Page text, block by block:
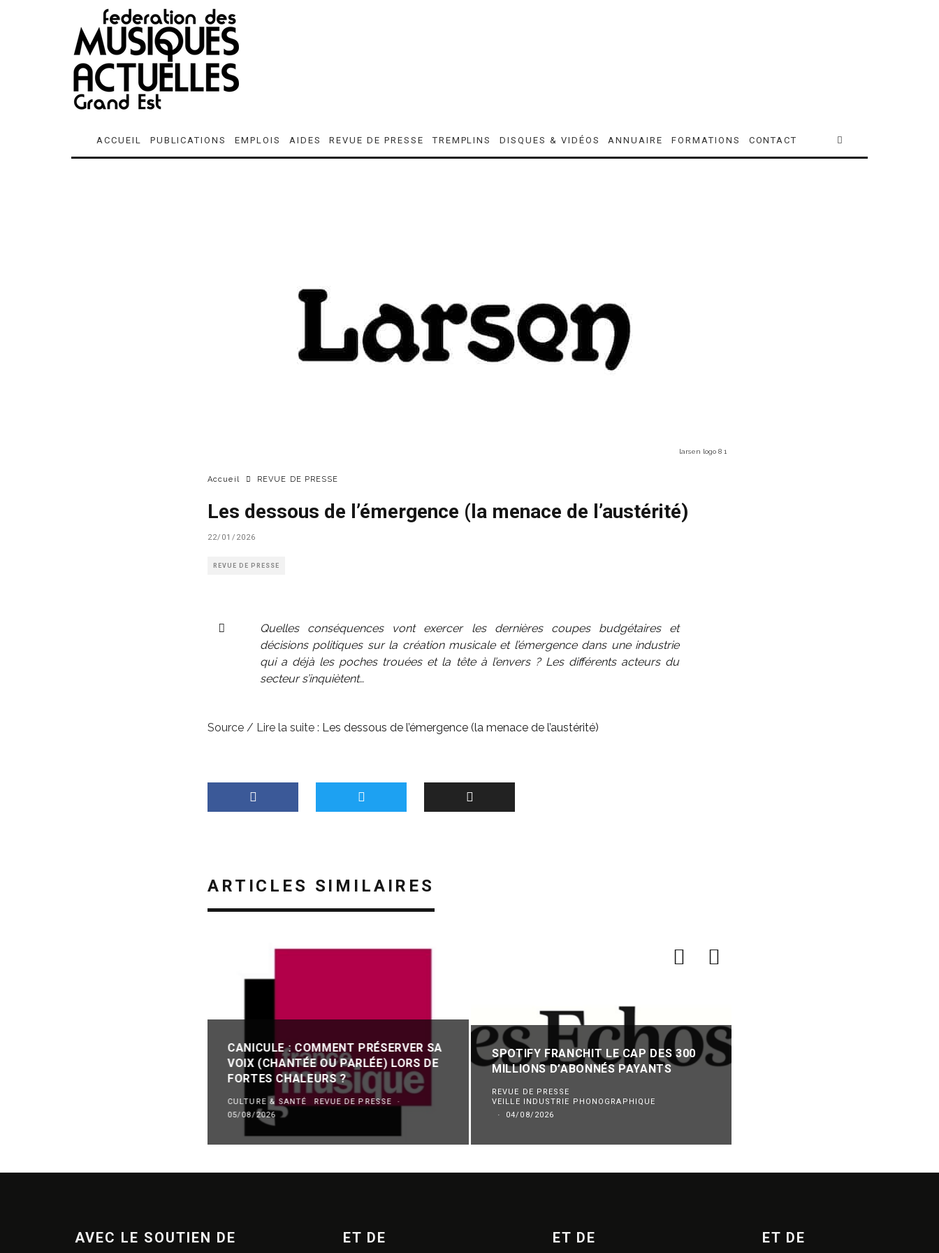
ACCUEIL PUBLICATIONS EMPLOIS AIDES REVUE DE PRESSE TREMPLINS DISQUES & VIDÉOS ANNUAIRE FORMATIONS CONTACT
larsen logo 8 1
Accueil REVUE DE PRESSE
Les dessous de l’émergence (la menace de l’austérité)
22/01/2026
REVUE DE PRESSE
Quelles conséquences vont exercer les dernières coupes budgétaires et
décisions politiques sur la création musicale et l’émergence dans une industrie
qui a déjà les poches trouées et la tête à l’envers ? Les différents acteurs du
secteur s’inquiètent…
Source / Lire la suite : Les dessous de l’émergence (la menace de l’austérité)
ARTICLES SIMILAIRES
CANICULE : COMMENT PRÉSERVER SA
VOIX (CHANTÉE OU PARLÉE) LORS DE
FORTES CHALEURS ?
CULTURE & SANTÉ REVUE DE PRESSE
·
05/08/2026
SPOTIFY FRANCHIT LE CAP DES 300
MILLIONS D’ABONNÉS PAYANTS
REVUE DE PRESSE
VEILLE INDUSTRIE PHONOGRAPHIQUE
·
04/08/2026
AVEC LE SOUTIEN DE ET DE ET DE ET DE